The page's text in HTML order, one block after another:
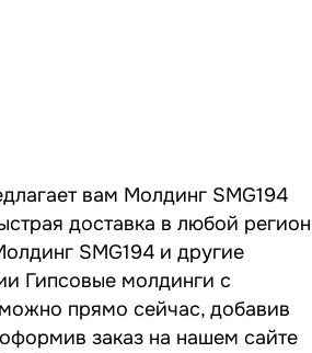
вам Молдинг SMG194
доставка в любой регион
SMG194 и другие
Гипсовые молдинги с
прямо сейчас, добавив
заказ на нашем сайте